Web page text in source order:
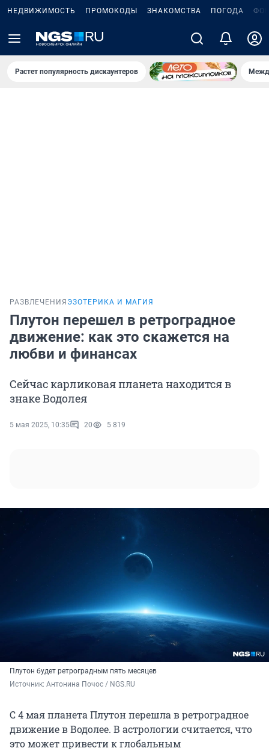
НЕДВИЖИМОСТЬ ПРОМОКОДЫ ЗНАКОМСТВА ПОГОДА
Растет популярность дискаунтеров
РАЗВЛЕЧЕНИЯ ЭЗОТЕРИКА И МАГИЯ
Плутон перешел в ретроградное
движение: как это скажется на
любви и финансах
Сейчас карликовая планета находится в
знаке Водолея
5 мая 2025, 10:35 20 5 819
Плутон будет ретроградным пять месяцев
Источник: Антонина Почос / NGS.RU
С 4 мая планета Плутон перешла в ретроградное
движение в Водолее. В астрологии считается, что
это может привести к глобальным